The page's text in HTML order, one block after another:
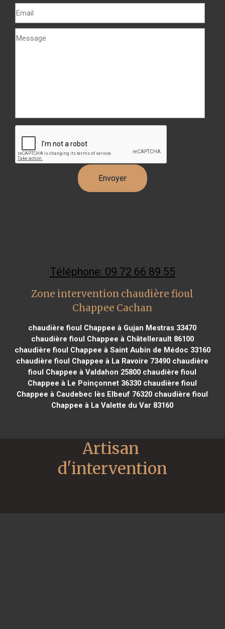
Téléphone: 09 72 66 89 55
Zone intervention chaudière fioul
Chappee Cachan
chaudière fioul Chappee à Gujan Mestras 33470
chaudière fioul Chappee à Châtellerault 86100
chaudière fioul Chappee à Saint Aubin de Médoc 33160
chaudière fioul Chappee à La Ravoire 73490 chaudière
fioul Chappee à Valdahon 25800 chaudière fioul
Chappee à Le Poinçonnet 36330 chaudière fioul
Chappee à Caudebec lès Elbeuf 76320 chaudière fioul
Chappee à La Valette du Var 83160
Artisan
d'intervention